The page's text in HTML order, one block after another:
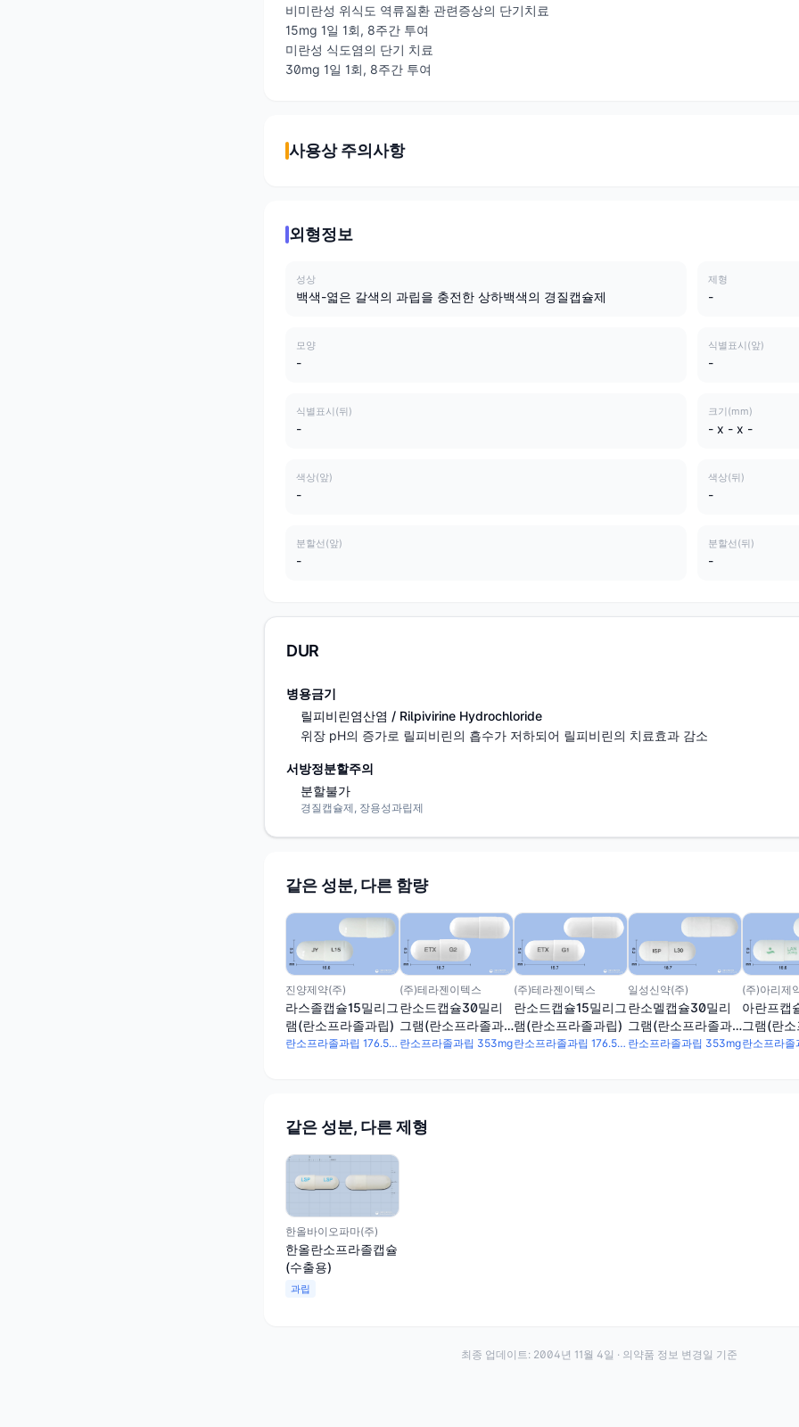
비미란성 위식도 역류질환 관련증상의 단기치료
15mg 1일 1회, 8주간 투여
미란성 식도염의 단기 치료
30mg 1일 1회, 8주간 투여
사용상 주의사항
외형정보
성상
백색-엷은 갈색의 과립을 충전한 상하백색의 경질캡슐제
제형
-
모양
-
식별표시(앞)
-
식별표시(뒤)
-
크기(mm)
- x - x -
색상(앞)
-
색상(뒤)
-
분할선(앞)
-
분할선(뒤)
-
DUR
병용금기
릴피비린염산염 / Rilpivirine Hydrochloride
위장 pH의 증가로 릴피비린의 흡수가 저하되어 릴피비린의 치료효과 감소
서방정분할주의
분할불가
경질캡슐제, 장용성과립제
같은 성분, 다른 함량
진양제약(주)
라스졸캡슐15밀리그
램(란소프라졸과립)
란소프라졸과립 176.5mg
(주)테라젠이텍스
란소드캡슐30밀리
그램(란소프라졸과
립)
란소프라졸과립 353mg
(주)테라젠이텍스
란소드캡슐15밀리그
램(란소프라졸과립)
란소프라졸과립 176.5mg
일성신약(주)
란소멜캡슐30밀리
그램(란소프라졸과
립)
란소프라졸과립 353mg
(주)아리제
아란프캡
그램(란
립)
란소프라
같은 성분, 다른 제형
한올바이오파마(주)
한올란소프라졸캡슐
(수출용)
과립
최종 업데이트: 2004년 11월 4일 · 의약품 정보 변경일 기준